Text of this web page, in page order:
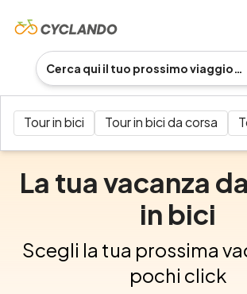
Tour in bici Tour in bici da corsa
La tua vacanza
in bici
Scegli la tua prossima
pochi click